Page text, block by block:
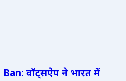
वॉट्सऐप ने भारत में